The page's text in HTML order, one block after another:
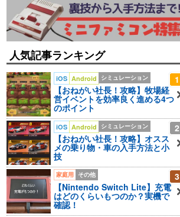
人気記事ランキング
1
iOS Android シミュレーション
【おねがい社長！攻略】牧場経
営イベントを効率良く進める4つ
のポイント
2
iOS Android シミュレーション
【おねがい社長！攻略】オスス
メの乗り物・車の入手方法と小
技
3
家庭用 その他
【Nintendo Switch Lite】充電
はどのくらいもつのか？実機で
確認！